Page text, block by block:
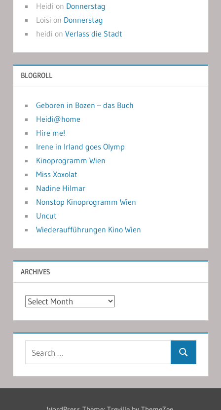
Heidi on Donnerstag
Loisi on Donnerstag
heidi on Verlass die Stadt
BLOGROLL
Geboren in Bozen – das Buch
Heidi@home
Hire me!
Irene in Irland goes Olymp
Kinoprogramm Wien
Miss Xoxolat
Nadine Hilmar
Nonstop Kinoprogramm Wien
Uncut
Wiederaufführungen Kino Wien
ARCHIVES
Archives
Search